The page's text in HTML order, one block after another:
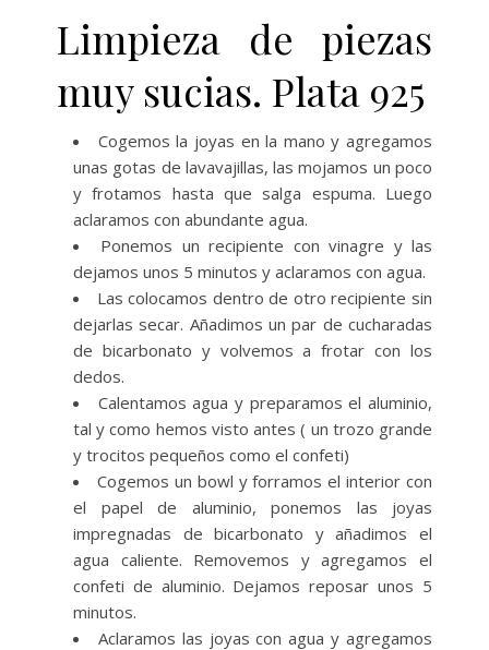
Limpieza de piezas
muy sucias. Plata 925
Cogemos la joyas en la mano y agregamos
unas gotas de lavavajillas, las mojamos un poco
y frotamos hasta que salga espuma. Luego
aclaramos con abundante agua.
Ponemos un recipiente con vinagre y las
dejamos unos 5 minutos y aclaramos con agua.
Las colocamos dentro de otro recipiente sin
dejarlas secar. Añadimos un par de cucharadas
de bicarbonato y volvemos a frotar con los
dedos.
Calentamos agua y preparamos el aluminio,
tal y como hemos visto antes ( un trozo grande
y trocitos pequeños como el confeti)
Cogemos un bowl y forramos el interior con
el papel de aluminio, ponemos las joyas
impregnadas de bicarbonato y añadimos el
agua caliente. Removemos y agregamos el
confeti de aluminio. Dejamos reposar unos 5
minutos.
Aclaramos las joyas con agua y agregamos